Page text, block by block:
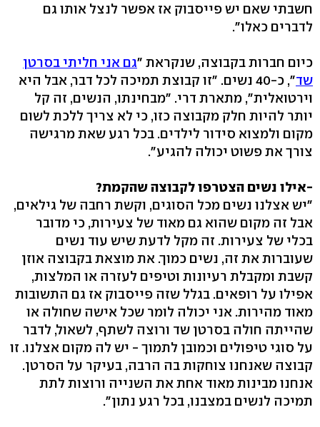
חשבתי שאם יש פייסבוק אז אפשר לנצל אותו גם
לדברים כאלו".
כיום חברות בקבוצה, שנקראת "גם אני חליתי בסרטן
שד
", כ-40 נשים. "זו קבוצת תמיכה לכל דבר, אבל היא
וירטואלית", מתארת דרי. "מבחינתו, הנשים, זה קל
יותר להיות חלק מקבוצה כזו, כי לא צריך ללכת לשום
מקום ולמצוא סידור לילדים. בכל רגע שאת מרגישה
צורך את פשוט יכולה להגיע".
-אילו נשים הצטרפו לקבוצה שהקמת?
"יש אצלנו נשים מכל הסוגים, וקשת רחבה של גילאים,
אבל זה מקום שהוא גם מאוד של צעירות, כי מדובר
בכלי של צעירות. זה מקל לדעת שיש עוד נשים
שעוברות את זה, נשים כמוך. את מוצאת בקבוצה אוזן
קשבת ומקבלת רעיונות וטיפים לעזרה או המלצות,
אפילו על רופאים. בגלל שזה פייסבוק אז גם התשובות
מאוד מהירות. אני יכולה לומר שכל אישה שחולה או
שהייתה חולה בסרטן שד ורוצה לשתף, לשאול, לדבר
על סוגי טיפולים וכמובן לתמוך - יש לה מקום אצלנו. זו
קבוצה שאנחנו צוחקות בה הרבה, בעיקר על הסרטן.
אנחנו מבינות מאוד אחת את השנייה ורוצות לתת
תמיכה לנשים במצבנו, בכל רגע נתון".